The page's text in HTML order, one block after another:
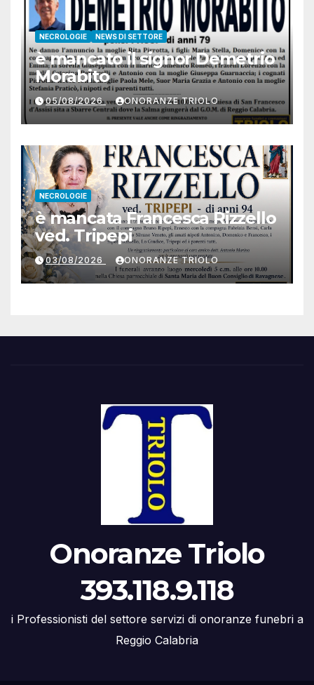
NECROLOGIE NEWS DI SETTORE
è mancato il signor Demetrio
Morabito
05/08/2026 ONORANZE TRIOLO
NECROLOGIE
è mancata Francesca Rizzello
ved. Tripepi
03/08/2026 ONORANZE TRIOLO
Onoranze Triolo
393.118.9.118
i Professionisti del settore servizi di onoranze funebri a
Reggio Calabria